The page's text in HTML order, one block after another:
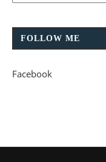
FOLLOW ME
Facebook